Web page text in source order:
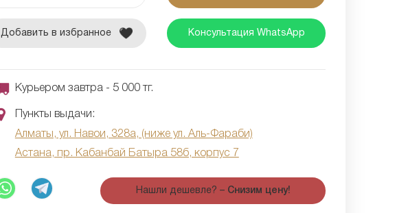
Добавить в избранное Консультация WhatsApp
Курьером завтра - 5 000 тг.
Пункты выдачи:
Алматы, ул. Навои, 328а, (ниже ул. Аль-Фараби)
Астана, пр. Кабанбай Батыра 58б, корпус 7
Нашли дешевле? – Снизим цену!